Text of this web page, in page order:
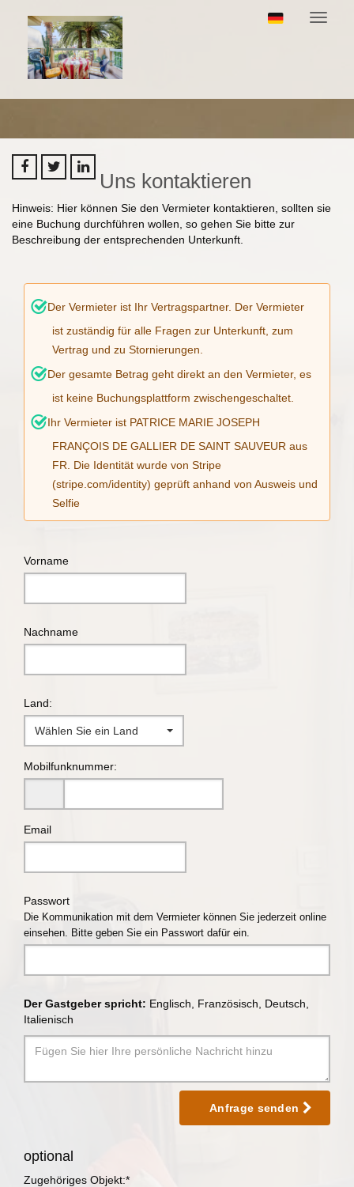
Uns kontaktieren
Hinweis: Hier können Sie den Vermieter kontaktieren, sollten sie
eine Buchung durchführen wollen, so gehen Sie bitte zur
Beschreibung der entsprechenden Unterkunft.
Der Vermieter ist Ihr Vertragspartner. Der Vermieter
ist zuständig für alle Fragen zur Unterkunft, zum
Vertrag und zu Stornierungen.
Der gesamte Betrag geht direkt an den Vermieter, es
ist keine Buchungsplattform zwischengeschaltet.
Ihr Vermieter ist PATRICE MARIE JOSEPH
FRANÇOIS DE GALLIER DE SAINT SAUVEUR aus
FR. Die Identität wurde von Stripe
(stripe.com/identity) geprüft anhand von Ausweis und
Selfie
Vorname
Nachname
Land:
Wählen Sie ein Land
Mobilfunknummer:
Email
Passwort
Die Kommunikation mit dem Vermieter können Sie jederzeit online
einsehen. Bitte geben Sie ein Passwort dafür ein.
Der Gastgeber spricht: Englisch, Französisch, Deutsch,
Italienisch
Anfrage senden
optional
Zugehöriges Objekt:*